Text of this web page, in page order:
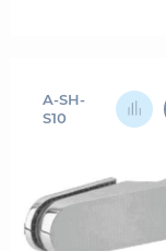
A-SH-
S10